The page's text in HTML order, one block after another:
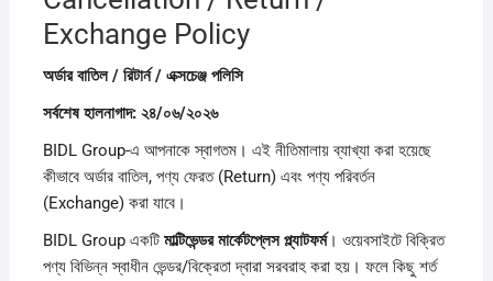
Exchange Policy
অর্ডারবাতিল / রিটার্ন / এক্সচেঞ্জ পলিসি
সর্বশেষহালনাগাদ: ২৪/০৬/২০২৬
BIDL Group-এ আপনাকে স্বাগতম। এই নীতিমালায় ব্যাখ্যা করা হয়েছে
কীভাবে অর্ডার বাতিল, পণ্য ফেরত (Return) এবং পণ্য পরিবর্তন
(Exchange) করা যাবে।
BIDL Group একটি মাল্টিভেন্ডরমার্কেটপ্লেসপ্ল্যাটফর্ম। ওয়েবসাইটে বিক্রিত
পণ্য বিভিন্ন স্বাধীন ভেন্ডর/বিক্রেতা দ্বারা সরবরাহ করা হয়। ফলে কিছু শর্ত